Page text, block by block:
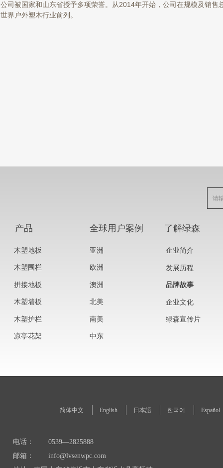
公司被国家和山东省授予多项荣誉。
从2014年开始，公司在规模及销售
世界户外塑木行业前列。
简体中文 English 日本語 한국어 Español
电话：
0539—2825888
邮箱：
info@lvsenwpc.com
了解绿森
企业简介
发展历程
品牌故事
企业文化
绿森宣传片
全球用户案例
亚洲
欧洲
澳洲
北美
南美
中东
木塑地板
木塑围栏
拼接地板
木塑墙板
木塑护栏
凉亭花架
产品